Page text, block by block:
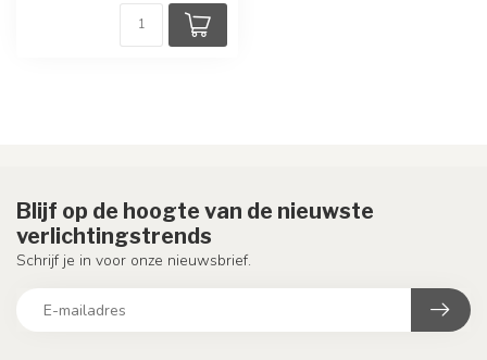
Blijf op de hoogte van de nieuwste
verlichtingstrends
Schrijf je in voor onze nieuwsbrief.